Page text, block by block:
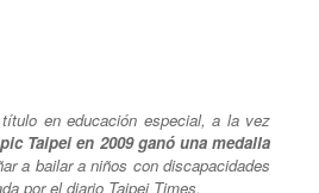
en educación especial, a la vez
Taipei en 2009 ganó una medalla
a bailar a niños con discapacidades
por el diario Taipei Times.